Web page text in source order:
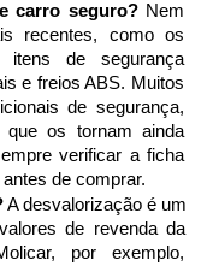
carro seguro? Nem
recentes, como os
itens de segurança
e freios ABS. Muitos
de segurança,
que os tornam ainda
verificar a ficha
de comprar.
A desvalorização é um
de revenda da
por exemplo,